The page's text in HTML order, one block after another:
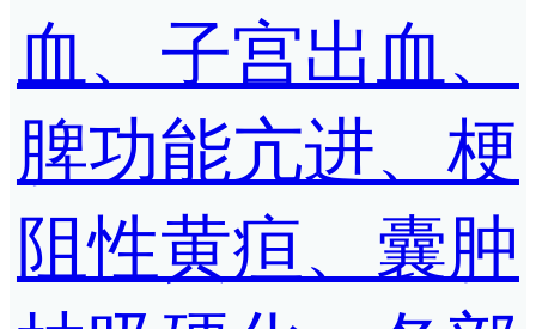
血、子宫出血、
脾功能亢进、梗
阻性黄疸、囊肿